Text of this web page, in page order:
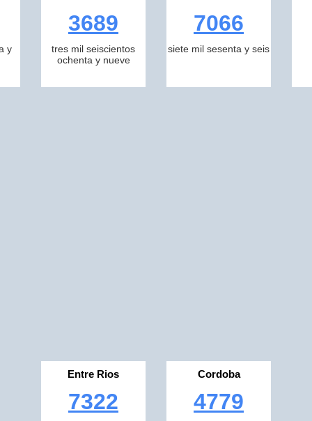
y
3689
tres mil seiscientos
ochenta y nueve
7066
siete mil sesenta y seis
Entre Rios
7322
Cordoba
4779